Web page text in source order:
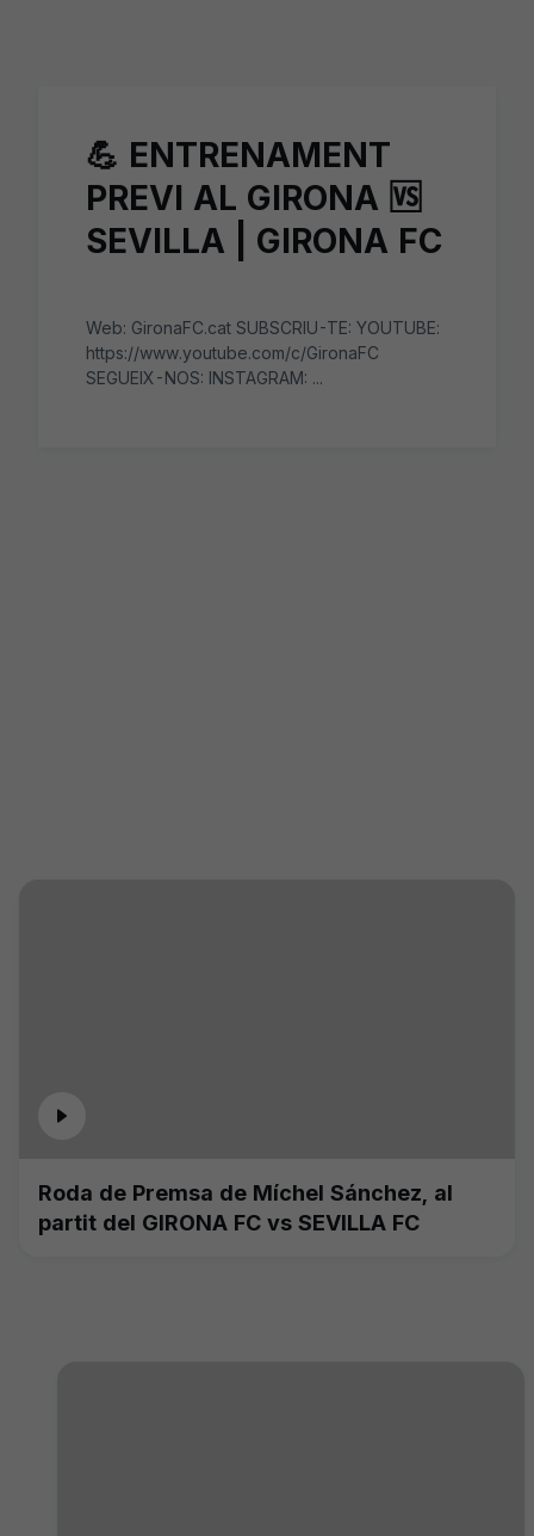
💪 ENTRENAMENT
PREVI AL GIRONA 🆚
SEVILLA | GIRONA FC
Web: GironaFC.cat SUBSCRIU-TE: YOUTUBE:
https://www.youtube.com/c/GironaFC
SEGUEIX-NOS: INSTAGRAM: ...
Roda de Premsa de Míchel Sánchez, al
partit del GIRONA FC vs SEVILLA FC